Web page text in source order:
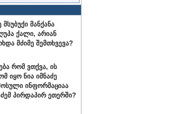
მანქანა
ქალი, არიან
მძიმე შემთხვევა?
რომ ვთქვა, ის
იყო ნია იმნაძე
ინფორმაციაა
პირდაპირ ეთერში?